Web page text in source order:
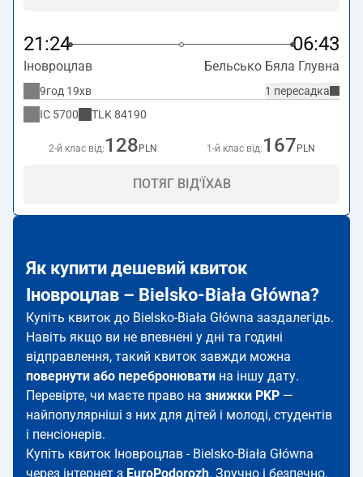
21:24 06:43
Іновроцлав Бельсько Бяла Глувна
1 пересадка
9год 19хв
IC 5700 TLK 84190
2-й клас від: 128 PLN 1-й клас від: 167 PLN
ПОТЯГ ВІД'ЇХАВ
Як купити дешевий квиток
Іновроцлав – Bielsko-Biała Główna?
Купіть квиток до Bielsko-Biała Główna заздалегідь.
Навіть якщо ви не впевнені у дні та годині
відправлення, такий квиток завжди можна
повернути або перебронювати на іншу дату.
Перевірте, чи маєте право на знижки PKP —
найпопулярніші з них для дітей і молоді, студентів
і пенсіонерів.
Купіть квиток Іновроцлав - Bielsko-Biała Główna
через інтернет з EuroPodorozh. Зручно і безпечно.